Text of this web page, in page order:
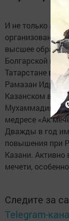
И не только азы
организованных
высшее
Болгарской
Татарстане в
Рамазан
Казанском
Мухаммадия.
медресе «Ак
Дважды в год
повышения при
Казани. Активно
мечети,
Следите за
Telegram-